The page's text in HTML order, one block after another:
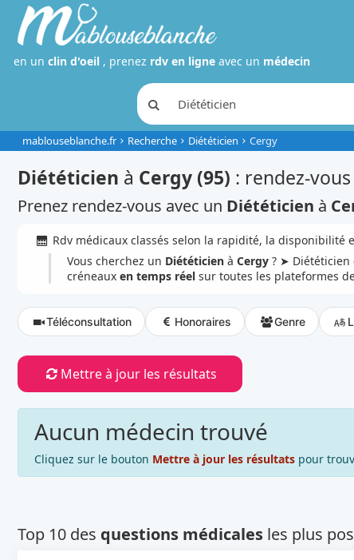
en un clin d'oeil , prenez rdv en ligneavec un médecin
mablouseblanche.fr Recherche Diététicien Cergy
Diététicien à Cergy (95) : rendez-
Prenez rendez-vous avec un Diététicien à
Rdv médicaux classés selon la rapidité, la disponibilité
Vous cherchez un Diététicienà Cergy? ➤ Diététicien
créneaux en temps réelsur toutes les plateformes
Téléconsultation Honoraires Genre
Mettre à jour les résultats
Aucun médecin trouvé
Cliquez sur le bouton Mettre à jour les résultatspour
Top 10 des questions médicalesles plus